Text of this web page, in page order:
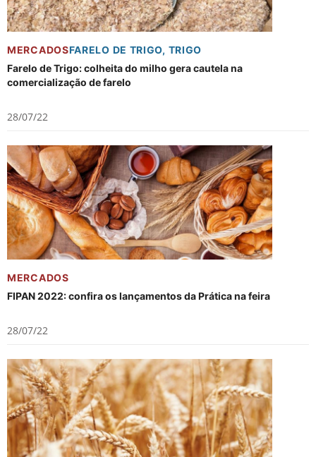
MERCADOSFARELO DE TRIGO, TRIGO
Farelo de Trigo: colheita do milho gera cautela na
comercialização de farelo
28/07/22
MERCADOS
FIPAN 2022: confira os lançamentos da Prática na feira
28/07/22